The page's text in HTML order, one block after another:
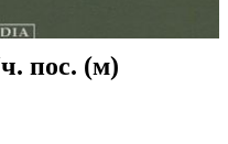
пос. (м)